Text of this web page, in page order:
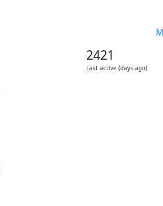
2421
Last active (days ago)